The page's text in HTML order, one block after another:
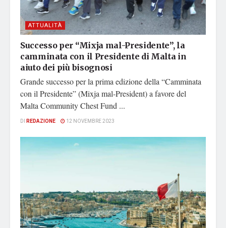
ATTUALITÀ
Successo per “Mixja mal-Presidente”, la
camminata con il Presidente di Malta in
aiuto dei più bisognosi
Grande successo per la prima edizione della “Camminata
con il Presidente” (Mixja mal-President) a favore del
Malta Community Chest Fund ...
DI REDAZIONE 12 NOVEMBRE 2023